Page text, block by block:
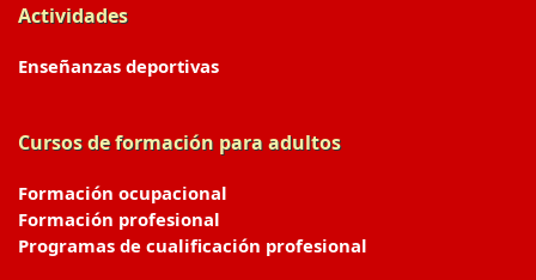
Actividades
Enseñanzas deportivas
Cursos de formación para adultos
Formación ocupacional
Formación profesional
Programas de cualificación profesional